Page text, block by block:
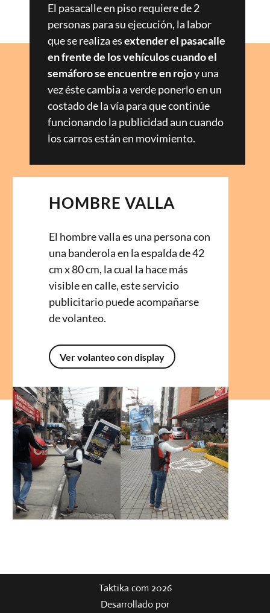
El pasacalle en piso requiere de 2
personas para su ejecución, la labor
que se realiza esextender el pasacalle
en frente de los vehículos cuando el
semáforo se encuentre en rojoy una
vez éste cambia a verde ponerlo en un
costado de la vía para que continúe
funcionando la publicidad aun cuando
los carros están en movimiento.
HOMBRE VALLA
El hombre valla es una persona con
una banderola en la espalda de 42
cm x 80 cm, la cual la hace más
visible en calle, este servicio
publicitario puede acompañarse
de volanteo.
Ver volanteo con display
Taktika.com 2026
Desarrollado por